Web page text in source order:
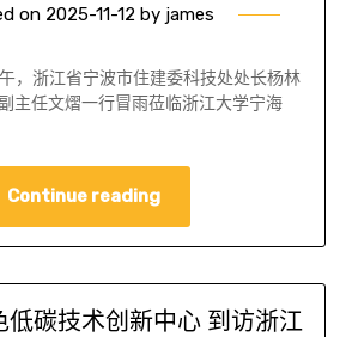
on 2025-11-12 by james
，浙江省宁波市住建委科技处处长杨林
主任文熠一行冒雨莅临浙江大学宁海
Continue reading
低碳技术创新中心 到访浙江